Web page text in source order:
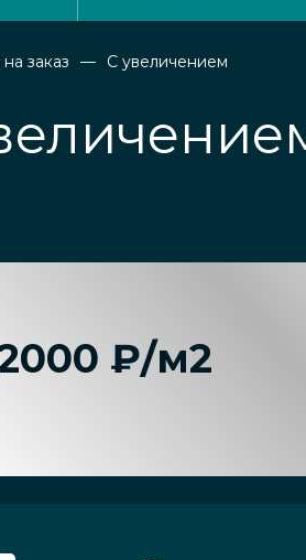
заказ С увеличением
₽/м2